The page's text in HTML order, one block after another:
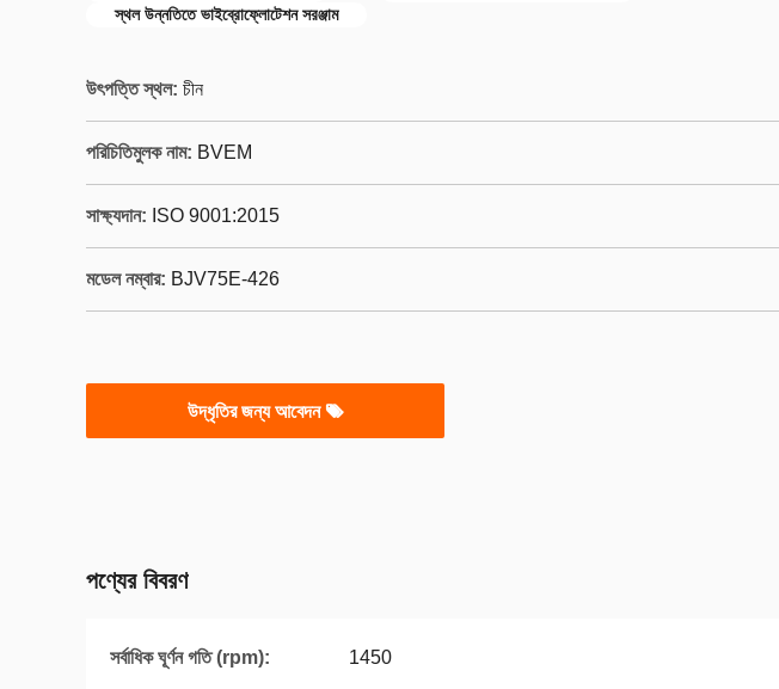
স্থল উন্নতিতে ভাইব্রোফ্লোটেশন সরঞ্জাম
উৎপত্তি স্থল: চীন
পরিচিতিমুলক নাম: BVEM
সাক্ষ্যদান: ISO 9001:2015
মডেল নম্বার: BJV75E-426
উদ্ধৃতির জন্য আবেদন
পণ্যের বিবরণ
সর্বাধিক ঘূর্ণন গতি (rpm): 1450